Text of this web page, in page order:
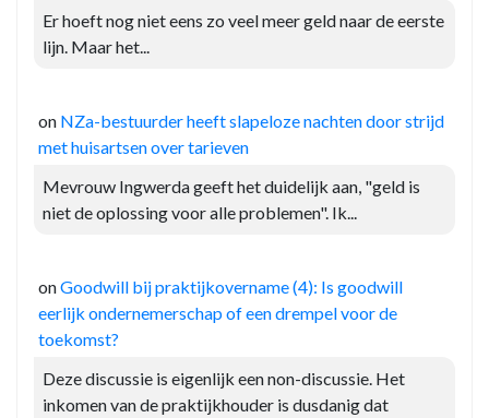
Er hoeft nog niet eens zo veel meer geld naar de eerste
lijn. Maar het...
on NZa-bestuurder heeft slapeloze nachten door strijd
met huisartsen over tarieven
Mevrouw Ingwerda geeft het duidelijk aan, "geld is
niet de oplossing voor alle problemen". Ik...
onGoodwill bij praktijkovername (4): Is goodwill
eerlijk ondernemerschap of een drempel voor de
toekomst?
Deze discussie is eigenlijk een non-discussie. Het
inkomen van de praktijkhouder is dusdanig dat